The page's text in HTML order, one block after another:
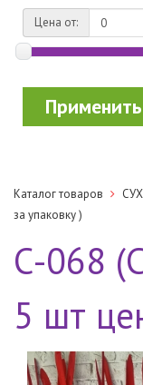
Цена от:
Применить
Каталог товаров
за упаковку )
С-068
5 шт